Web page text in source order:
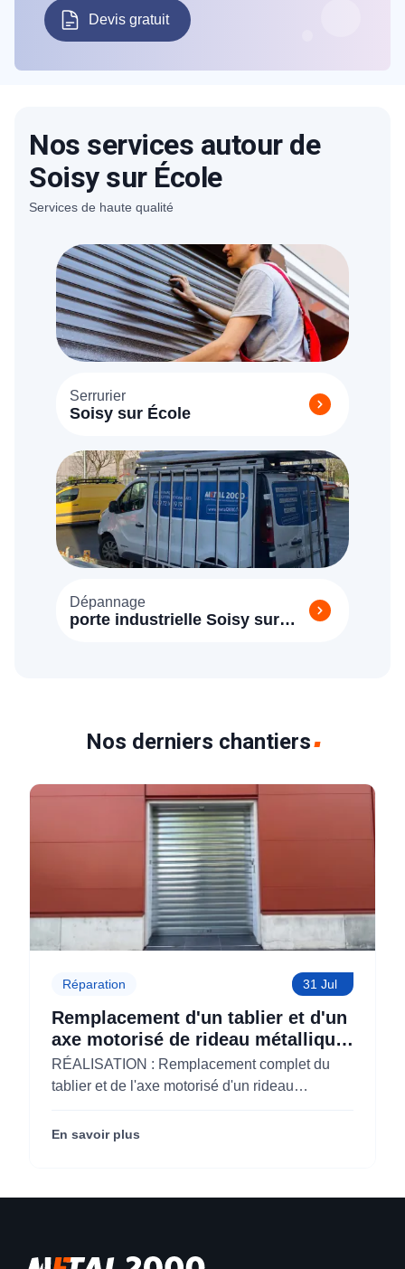
Devis gratuit
Nos services autour de
Soisy sur École
Services de haute qualité
Serrurier
Soisy sur École
Dépannage
porte industrielle Soisy sur
Nos derniers chantiers
Réparation 31 Jul
Remplacement d'un tablier et d'un
axe motorisé de rideau métallique
pour M'CHADAL (Optical Center)
(95)
RÉALISATION : Remplacement complet du
tablier et de l'axe motorisé d'un rideau
Center) (95290).
En savoir plus